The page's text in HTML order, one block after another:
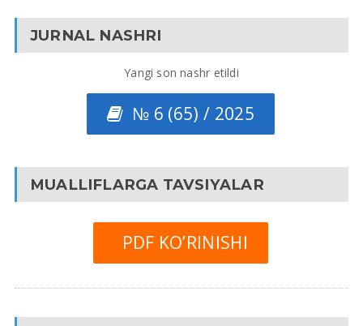
JURNAL NASHRI
Yangi son nashr etildi
№ 6 (65) / 2025
MUALLIFLARGA TAVSIYALAR
PDF KO’RINISHI